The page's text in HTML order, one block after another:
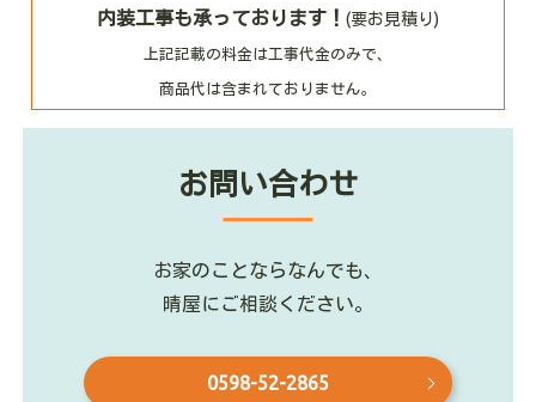
内装工事も承っております！ (要お見積り)
上記記載の料金は工事代金のみで、
商品代は含まれておりません。
お問い合わせ
お家のことならなんでも、
晴屋にご相談ください。
0598-52-2865